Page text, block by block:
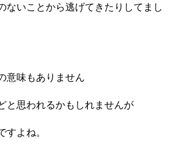
ないことから逃げてきたりしてまし
意味もありません
と思われるかもしれませんが
よね。